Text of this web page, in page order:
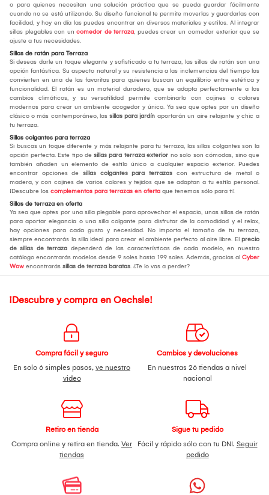
o para quienes necesitan una solución práctica que se pueda guardar fácilmente
cuando no se está utilizando. Su diseño funcional te permite moverlas y guardarlas con
facilidad, y hoy en día las puedes encontrar en diversos materiales y estilos. Al integrar
sillas plegables con un comedor de terraza, puedes crear un comedor exterior que se
ajuste a tus necesidades.
Sillas de ratán para Terraza
Si deseas darle un toque elegante y sofisticado a tu terraza, las sillas de ratán son una
opción fantástica. Su aspecto natural y su resistencia a las inclemencias del tiempo las
convierten en una de las favoritas para quienes buscan un equilibrio entre estética y
funcionalidad. El ratán es un material duradero, que se adapta perfectamente a los
cambios climáticos, y su versatilidad permite combinarlo con cojines o colores
modernos para crear un ambiente acogedor y único. Ya sea que optes por un diseño
clásico o más contemporáneo, las sillas para jardín aportarán un aire relajante y chic a
tu terraza.
Sillas colgantes para terraza
Si buscas un toque diferente y más relajante para tu terraza, las sillas colgantes son la
opción perfecta. Este tipo de sillas para terraza exterior no solo son cómodas, sino que
también añaden un elemento de estilo único a cualquier espacio exterior. Puedes
encontrar opciones de sillas colgantes para terrazas con estructura de metal o
madera, y con cojines de varios colores y tejidos que se adaptan a tu estilo personal.
¡Descubre los complementos para terrazas en oferta que tenemos sólo para ti!
Sillas de terraza en oferta
Ya sea que optes por una silla plegable para aprovechar el espacio, unas sillas de ratán
para aportar elegancia o una silla colgante para disfrutar de la comodidad y el relax,
hay opciones para cada gusto y necesidad. No importa el tamaño de tu terraza,
siempre encontrarás la silla ideal para crear el ambiente perfecto al aire libre. El precio
de sillas de terraza dependerá de las características de cada modelo, en nuestro
catálogo encontrarás modelos desde 9 soles hasta 199 soles. Además, gracias al Cyber
Wow encontrarás sillas de terraza baratas. ¿Te lo vas a perder?
¡Descubre y compra en Oechsle!
Compra fácil y seguro
En solo 6 simples pasos, ve nuestro
video
Cambios y devoluciones
En nuestras 26 tiendas a nivel
nacional
Retiro en tienda
Compra online y retira en tienda. Ver
tiendas
Sigue tu pedido
Fácil y rápido sólo con tu DNI. Seguir
pedido